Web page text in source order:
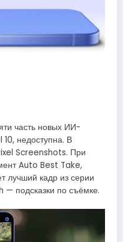
часть новых ИИ-
недоступна. В
Screenshots. При
Auto Best Take,
лучший кадр из серии
подсказки по съёмке.